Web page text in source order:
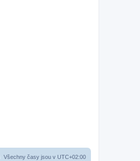
Všechny časy jsou v UTC+02:00